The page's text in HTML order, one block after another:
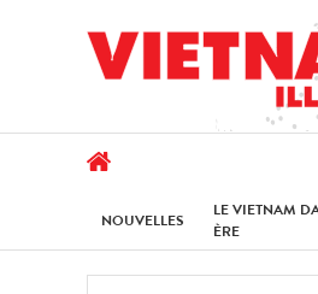
NOUVELLES
LE VIETNAM
ÈRE